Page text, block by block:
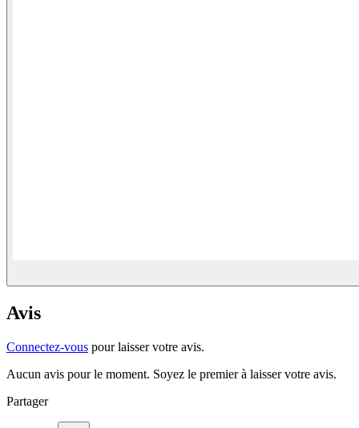
Avis
Connectez-vous pour laisser votre avis.
Aucun avis pour le moment. Soyez le premier à laisser votre avis.
Partager